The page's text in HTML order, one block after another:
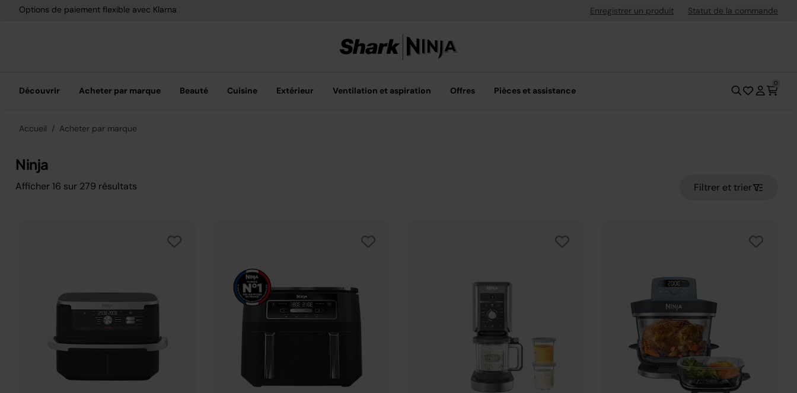
Options de paiement flexible avec Klarna Livraison gratuite dès 40 € d'achatEnregistrer un produit Statut de la commande
Découvrir Acheter par marque Beauté Cuisine Extérieur Ventilation et aspiration Offres Pièces et assistance
0
Accueil Acheter par marque
Ninja
Afficher 16 sur 279 résultats Filtrer et trier